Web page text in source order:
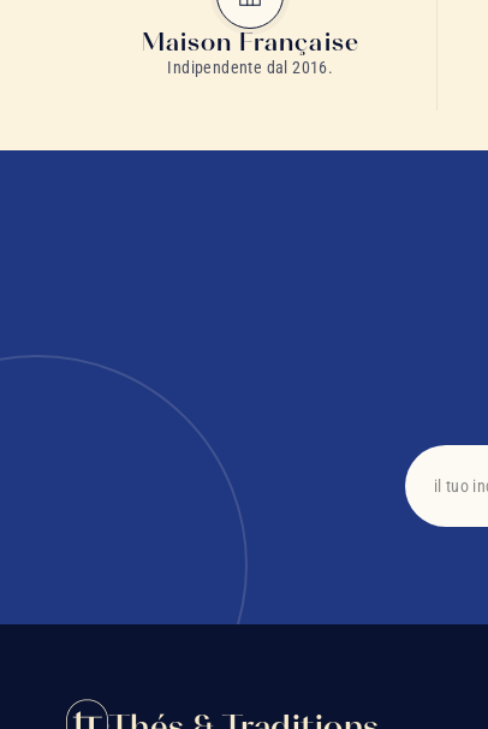
Maison Française
Indipendente dal 2016.